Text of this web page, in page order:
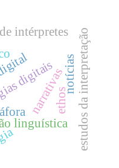
linguística
digitais estudos da interpretação
intérpretes
narrativas
ethos
notícias